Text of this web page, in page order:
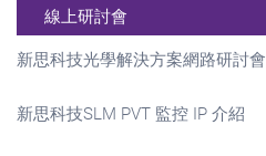
線上研討會
新思科技光學解決方案網路研討會
新思科技SLM PVT 監控 IP 介紹